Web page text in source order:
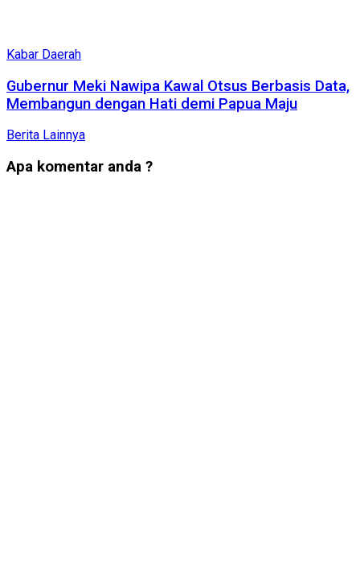
Kabar Daerah
Gubernur Meki Nawipa Kawal Otsus Berbasis Data,
Membangun dengan Hati demi Papua Maju
Berita Lainnya
Apa komentar anda ?